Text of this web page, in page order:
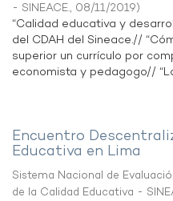
- SINEACE., 08/11/2019)
“Calidad educativa y
del CDAH del Sineace.//
superior un currículo por
economista y pedagogo//
Encuentro
Educativa en Lima
Sistema Nacional de
de la Calidad Educativa -